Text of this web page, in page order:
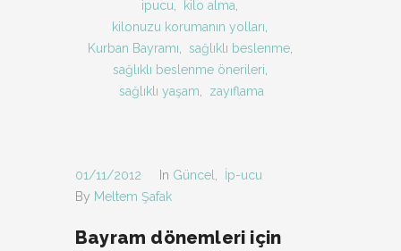
ipucu
kilo alma
kilonuzu korumanın yolları
Kurban Bayramı
sağlıklı beslenme,
sağlıklı beslenme önerileri
sağlıklı yaşam
zayıflama
01/11/2012 In Güncel
İp-ucu
By Meltem Şafak
Bayram dönemleri için